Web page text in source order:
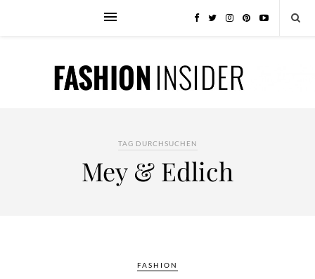
TAG DURCHSUCHEN
Mey & Edlich
FASHION